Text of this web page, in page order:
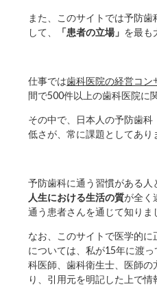
また、このサイトでは予防歯
して、
「患者の立場」 を最も
仕事では歯科医院の経営コン
間で500件以上の歯科医院に
その中で、日本人の予防歯
低さが、常に課題としてあり
予防歯科に通う習慣がある人
人生における生活の質が全く
通う患者さんを通じて知りま
なお、このサイトで医学的
については、私が15年に渡
科医師、歯科衛生士、医師の
り、引用元を明記した上で情